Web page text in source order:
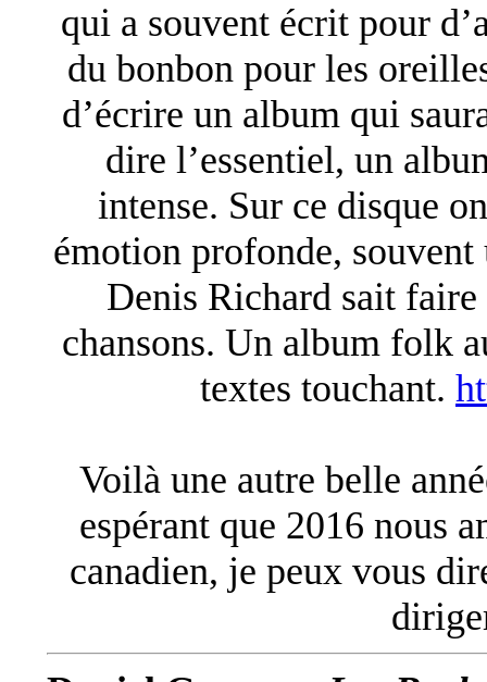
qui a souvent écrit pour
du bonbon pour les
d’écrire un album qui
dire l’essentiel, un
intense. Sur ce disque
émotion profonde,
Denis Richard sait
chansons. Un album folk
textes touchant.
Voilà une autre belle
espérant que 2016 nous
canadien, je peux vous